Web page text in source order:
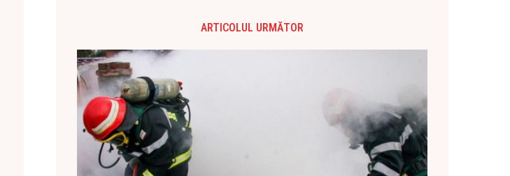
ARTICOLUL URMĂTOR